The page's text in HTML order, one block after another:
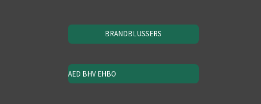
BRANDBLUSSERS
AED BHV EHBO